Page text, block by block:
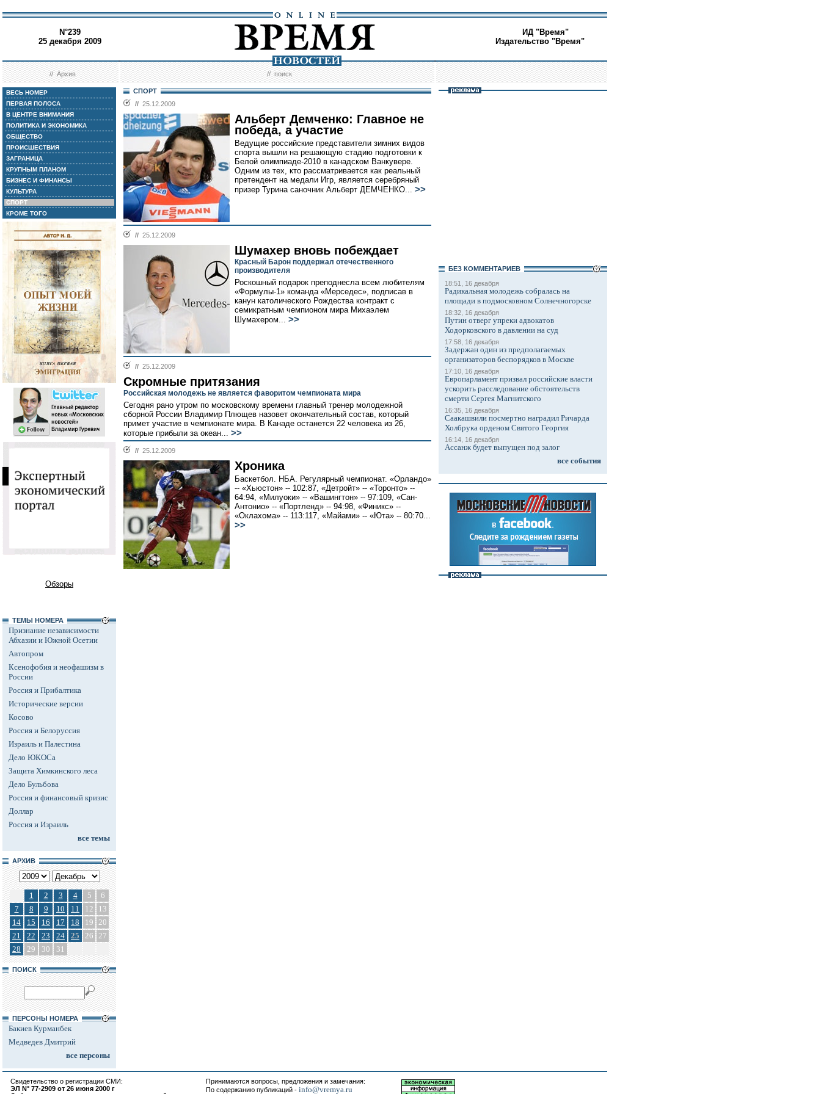
N°239
25 декабря 2009
ИД "Время"
Издательство "Время"
//Архив //поиск
ВЕСЬ НОМЕР
ПЕРВАЯ ПОЛОСА
В ЦЕНТРЕ ВНИМАНИЯ
ПОЛИТИКА И ЭКОНОМИКА
ОБЩЕСТВО
ПРОИСШЕСТВИЯ
ЗАГРАНИЦА
КРУПНЫМ ПЛАНОМ
БИЗНЕС И ФИНАНСЫ
КУЛЬТУРА
СПОРТ
КРОМЕ ТОГО
Обзоры
ТЕМЫ НОМЕРА
Признание независимости
Абхазии и Южной Осетии
Автопром
Ксенофобия и неофашизм в
России
Россия и Прибалтика
Исторические версии
Косово
Россия и Белоруссия
Израиль и Палестина
Дело ЮКОСа
Защита Химкинского леса
Дело Бульбова
Россия и финансовый кризис
Доллар
Россия и Израиль
все темы
АРХИВ
1 2 3 4 5
6
7
8 9 10 11 12
13
14
15 16 17 18 19 20
21
22 23 24 25 26 27
28
29 30 31
ПОИСК
ПЕРСОНЫ НОМЕРА
Бакиев Курманбек
Медведев Дмитрий
все персоны
СПОРТ
// 25.12.2009
Альберт Демченко: Главное не
победа, а участие
Ведущие российские представители зимних видов
спорта вышли на решающую стадию подготовки к
Белой олимпиаде-2010 в канадском Ванкувере.
Одним из тех, кто рассматривается как реальный
претендент на медали Игр, является серебряный
призер Турина саночник Альберт ДЕМЧЕНКО... >>
// 25.12.2009
Шумахер вновь побеждает
Красный Барон поддержал отечественного
производителя
Роскошный подарок преподнесла всем любителям
«Формулы-1» команда «Мерседес», подписав в
канун католического Рождества контракт с
семикратным чемпионом мира Михаэлем
Шумахером... >>
// 25.12.2009
Скромные притязания
Российская молодежь не является фаворитом чемпионата мира
Сегодня рано утром по московскому времени главный тренер молодежной
сборной России Владимир Плющев назовет окончательный состав, который
примет участие в чемпионате мира. В Канаде останется 22 человека из 26,
которые прибыли за океан... >>
// 25.12.2009
Хроника
Баскетбол. НБА. Регулярный чемпионат. «Орландо»
-- «Хьюстон» -- 102:87, «Детройт» -- «Торонто» --
64:94, «Милуоки» -- «Вашингтон» -- 97:109, «Сан-
Антонио» -- «Портленд» -- 94:98, «Финикс» --
«Оклахома» -- 113:117, «Майами» -- «Юта» -- 80:70...
>>
БЕЗ КОМMЕНТАРИЕВ
18:51, 16 декабря
Радикальная молодежь собралась на
площади в подмосковном Солнечногорске
18:32, 16 декабря
Путин отверг упреки адвокатов
Ходорковского в давлении на суд
17:58, 16 декабря
Задержан один из предполагаемых
организаторов беспорядков в Москве
17:10, 16 декабря
Европарламент призвал российские власти
ускорить расследование обстоятельств
смерти Сергея Магнитского
16:35, 16 декабря
Саакашвили посмертно наградил Ричарда
Холбрука орденом Святого Георгия
16:14, 16 декабря
Ассанж будет выпущен под залог
все события
Свидетельство о регистрации СМИ:
ЭЛ N° 77-2909 от 26 июня 2000 г
Принимаются вопросы, предложения и замечания:
По содержанию публикаций - info@vremya.ru